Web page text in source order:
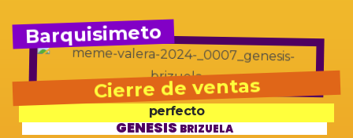
Barquisimeto
Cierre de ventas
perfecto
GÉNESISBRIZUELA